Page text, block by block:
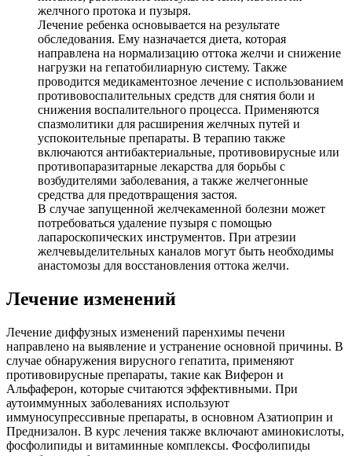
желчного протока и пузыря.
Лечение ребенка основывается на результате
обследования. Ему назначается диета, которая
направлена на нормализацию оттока желчи и снижение
нагрузки на гепатобилиарную систему. Также
проводится медикаментозное лечение с использованием
противовоспалительных средств для снятия боли и
снижения воспалительного процесса. Применяются
спазмолитики для расширения желчных путей и
успокоительные препараты. В терапию также
включаются антибактериальные, противовирусные или
противопаразитарные лекарства для борьбы с
возбудителями заболевания, а также желчегонные
средства для предотвращения застоя.
В случае запущенной желчекаменной болезни может
потребоваться удаление пузыря с помощью
лапароскопических инструментов. При атрезии
желчевыделительных каналов могут быть необходимы
анастомозы для восстановления оттока желчи.
Лечение изменений
Лечение диффузных изменений паренхимы печени
направлено на выявление и устранение основной причины. В
случае обнаружения вирусного гепатита, применяют
противовирусные препараты, такие как Виферон и
Альфаферон, которые считаются эффективными. При
аутоиммунных заболеваниях используют
иммуносупрессивные препараты, в основном Азатиоприн и
Преднизалон. В курс лечения также включают аминокислоты,
фосфолипиды и витаминные комплексы. Фосфолипиды